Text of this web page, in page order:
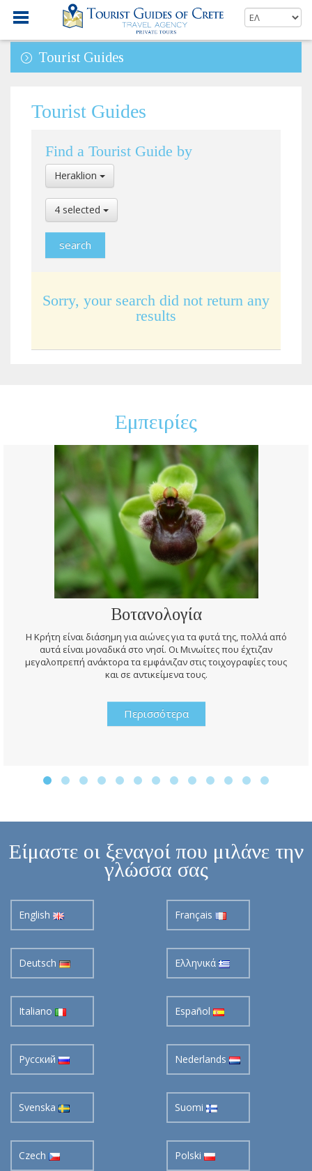
Tourist Guides
Tourist Guides
Find a Tourist Guide by
Select
Location
Heraklion
Select
Language
4 selected
Sorry, your search did not return any
results
Εμπειρίες
Βοτανολογία
Η Κρήτη είναι διάσημη για αιώνες για τα φυτά της, πολλά από
αυτά είναι μοναδικά στο νησί. Οι Μινωίτες που έχτιζαν
μεγαλοπρεπή ανάκτορα τα εμφάνιζαν στις τοιχογραφίες τους
και σε αντικείμενα τους.
Περισσότερα
Είμαστε οι ξεναγοί που μιλάνε την
γλώσσα σας
English Français
Deutsch Ελληνικά
Italiano Español
Pусский Nederlands
Svenska Suomi
Czech Polski